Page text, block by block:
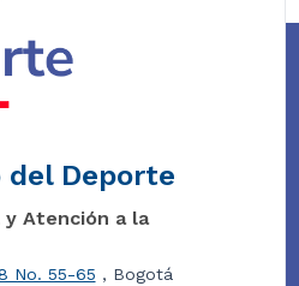
del Deporte
Atención a la
No. 55-65 , Bogotá